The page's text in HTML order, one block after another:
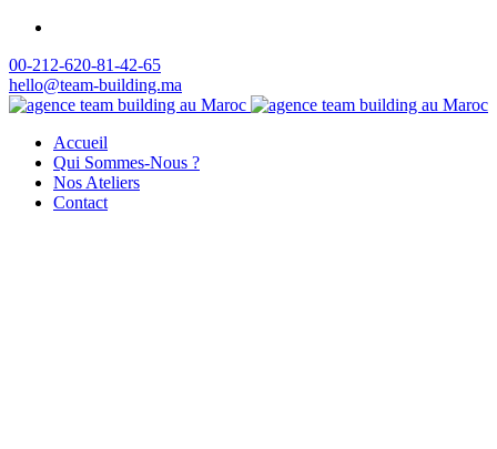
00-212-620-81-42-65
hello@team-building.ma
Accueil
Qui Sommes-Nous ?
Nos Ateliers
Contact